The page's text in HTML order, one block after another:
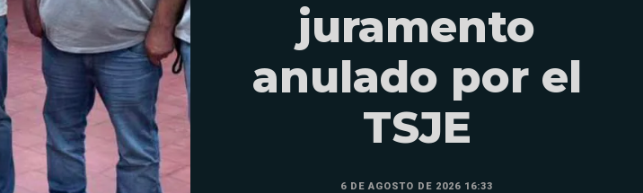
juramento
anulado por el
TSJE
6 DE AGOSTO DE 2026 16:33